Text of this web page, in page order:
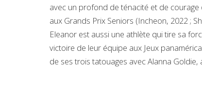
avec un profond de ténacité et de
aux Grands Prix Seniors (Incheon, 2022 ;
Eleanor est aussi une athlète qui tire sa
victoire de leur équipe aux Jeux
de ses trois tatouages avec Alanna Goldie,